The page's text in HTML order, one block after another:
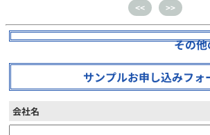
<< >>
その
サンプルお申し込みフォ
会社名